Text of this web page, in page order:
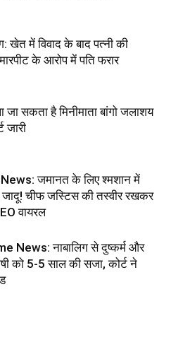
खेत में विवाद के बाद पत्नी की
के आरोप में पति फरार
जा सकता है मिनीमाता बांगो जलाशय
जारी
जमानत के लिए श्मशान में
चीफ जस्टिस की तस्वीर रखकर
वायरल
News: नाबालिग से दुष्कर्म और
को 5-5 साल की सजा, कोर्ट ने